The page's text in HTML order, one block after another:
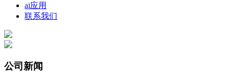
ai应用
联系我们
公司新闻